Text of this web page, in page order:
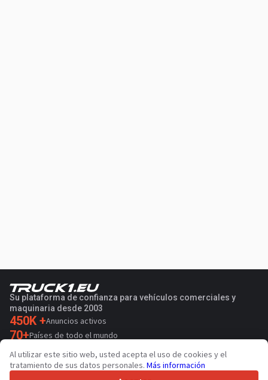
Su plataforma de confianza para vehículos comerciales y
maquinaria desde 2003
450K +Anuncios activos
70+Países de todo el mundo
36Idiomas admitidos
4.7/5
Al utilizar este sitio web, usted acepta el uso de cookies y el
tratamiento de sus datos personales. Más información